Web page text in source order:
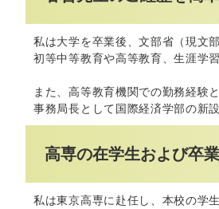
私は大学を卒業後、文部省（現文
初等中等教育や高等教育、生涯学
また、高等教育機関での勤務経験
事務局長として国際経済学部の新
高専の在学生および卒
私は東京高専に赴任し、本校の学